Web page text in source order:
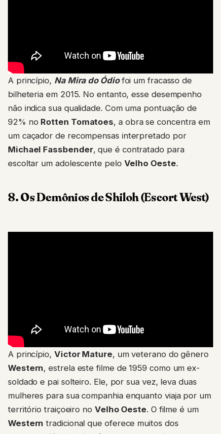
A princípio, Na Mira do Ódiofoi um fracasso de
bilheteria em 2015. No entanto, esse desempenho
não indica sua qualidade. Com uma pontuação de
92% no Rotten Tomatoes, a obra se concentra em
um caçador de recompensas interpretado por
Michael Fassbender, que é contratado para
escoltar um adolescente pelo Velho Oeste.
8. Os Demônios de Shiloh (Escort West)
A princípio, Victor Mature, um veterano do gênero
Western, estrela este filme de 1959 como um ex-
soldado e pai solteiro. Ele, por sua vez, leva duas
mulheres para sua companhia enquanto viaja por um
território traiçoeiro no Velho Oeste. O filme é um
Western tradicional que oferece muitos dos